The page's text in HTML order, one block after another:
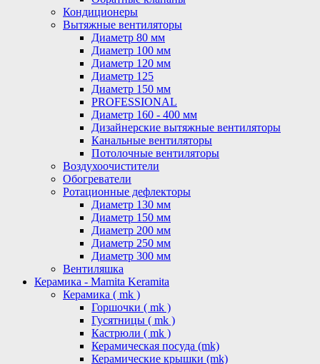
Кондиционеры
Вытяжные вентиляторы
Диаметр 80 мм
Диаметр 100 мм
Диаметр 120 мм
Диаметр 125
Диаметр 150 мм
PROFESSIONAL
Диаметр 160 - 400 мм
Дизайнерские вытяжные вентиляторы
Канальные вентиляторы
Потолочные вентиляторы
Воздухоочистители
Обогреватели
Ротационные дефлекторы
Диаметр 130 мм
Диаметр 150 мм
Диаметр 200 мм
Диаметр 250 мм
Диаметр 300 мм
Вентиляшка
Керамика - Mamita Keramita
Керамика ( mk )
Горшочки ( mk )
Гусятницы ( mk )
Кастрюли ( mk )
Керамическая посуда (mk)
Керамические крышки (mk)